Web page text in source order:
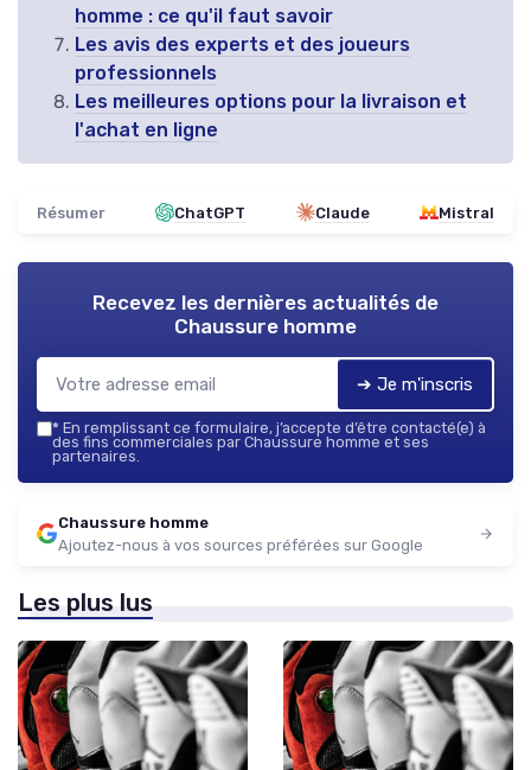
homme : ce qu'il faut savoir
Les avis des experts et des joueurs
professionnels
Les meilleures options pour la livraison et
l'achat en ligne
Résumer ChatGPT Claude Mistral
Recevez les dernières actualités de
Chaussure homme
➔ Je m'inscris
* En remplissant ce formulaire, j’accepte d’être contacté(e) à
des fins commerciales par Chaussure homme et ses
partenaires.
Chaussure homme
Ajoutez-nous à vos sources préférées sur Google
Les plus lus